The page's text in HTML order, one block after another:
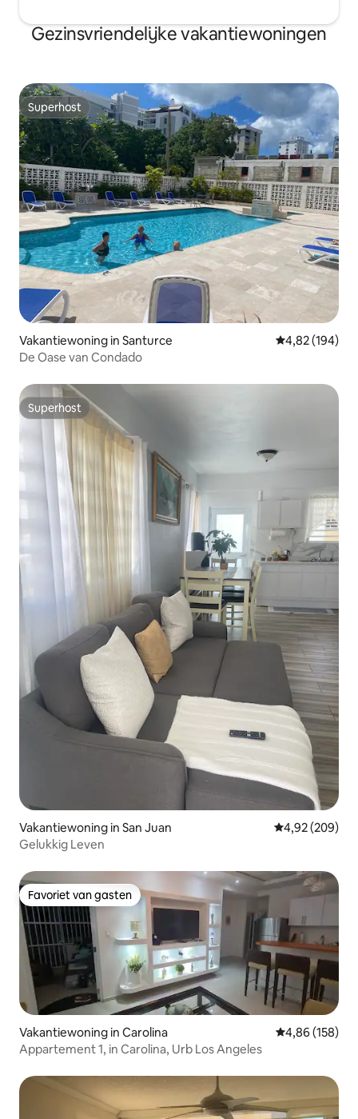
Gezinsvriendelijke vakantiewoningen
Superhost
Superhost
Vakantiewoning in Santurce Gemiddelde
4,82 (194)
De Oase van Condado
Superhost
Superhost
Vakantiewoning in San Juan Gemiddelde
4,92 (209)
Gelukkig Leven
Favoriet van gasten
Favoriet van gasten
Vakantiewoning in Carolina Gemiddelde
4,86 (158)
Appartement 1, in Carolina, Urb Los Angeles